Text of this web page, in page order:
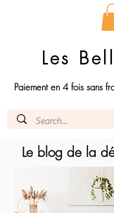
Les
Paiement en 4 fois sans
Le blog de la